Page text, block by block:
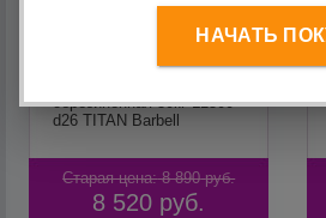
обрезиненная 30кг L1500
d26 TITAN Barbell
Старая цена: 8 890 руб.
8 520 руб.
НАЧАТЬ